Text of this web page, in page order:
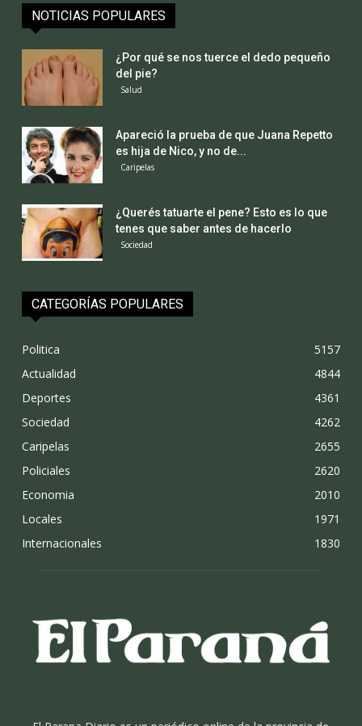
NOTICIAS POPULARES
¿Por qué se nos tuerce el dedo pequeño
del pie?
Salud
Apareció la prueba de que Juana Repetto
es hija de Nico, y no de...
Caripelas
¿Querés tatuarte el pene? Esto es lo que
tenes que saber antes de hacerlo
Sociedad
CATEGORÍAS POPULARES
Politica
5157
Actualidad
4844
Deportes
4361
Sociedad
4262
Caripelas
2655
Policiales
2620
Economia
2010
Locales
1971
Internacionales
1830